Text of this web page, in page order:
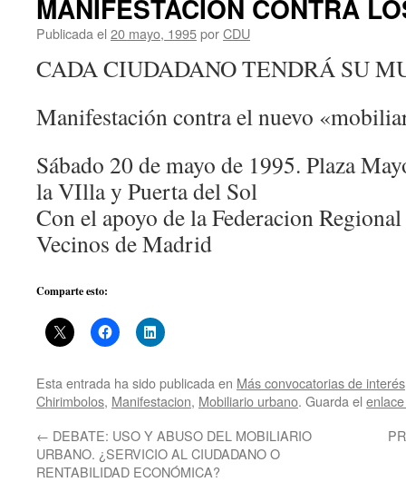
MANIFESTACIÓN CONTRA
Publicada el 20 mayo, 1995porCDU
CADA CIUDADANO TENDRÁ SU
Manifestación contra el nuevo
Sábado 20 de mayo de 1995. Plaza
la VIlla y Puerta del Sol
Con el apoyo de la Federacion
Vecinos de Madrid
Comparte esto:
Esta entrada ha sido publicada en Más convocatorias de interés
Chirimbolos, Manifestacion, Mobiliario urbano. Guarda el
← DEBATE: USO Y ABUSO DEL MOBILIARIO
URBANO. ¿SERVICIO AL CIUDADANO O
RENTABILIDAD ECONÓMICA?